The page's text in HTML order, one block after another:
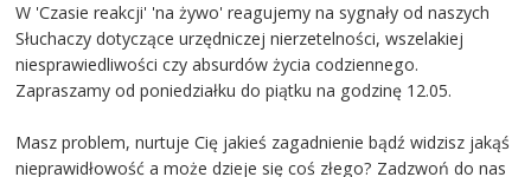
W 'Czasie reakcji' 'na żywo' reagujemy na sygnały od naszych
Słuchaczy dotyczące urzędniczej nierzetelności, wszelakiej
niesprawiedliwości czy absurdów życia codziennego.
Zapraszamy od poniedziałku do piątku na godzinę 12.05.
Masz problem, nurtuje Cię jakieś zagadnienie bądź widzisz jakąś
nieprawidłowość a może dzieje się coś złego? Zadzwoń do nas